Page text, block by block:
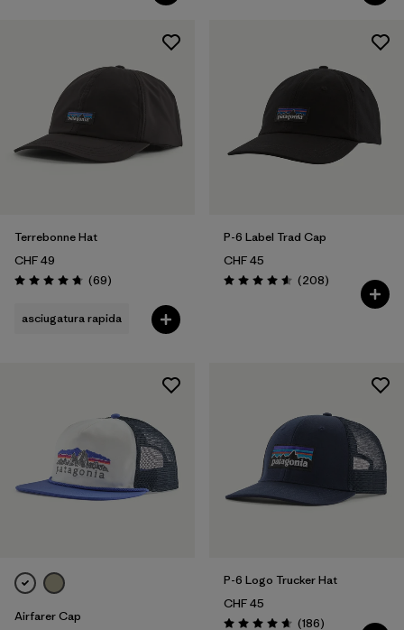
Terrebonne Hat
CHF 49
Valutazione: 4.8 / 5
(69Recensioni
)
asciugatura rapida
P-6 Label Trad Cap
CHF 45
Valutazione: 4.6 / 5
(208Recensioni
)
Airfarer Cap
P-6 Logo Trucker Hat
CHF 45
(186Recensioni
)